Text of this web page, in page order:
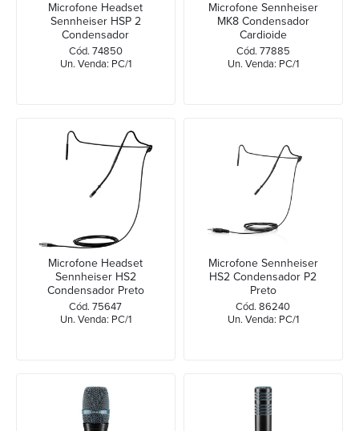
Microfone Headset
Sennheiser HSP 2
Condensador
Cód. 74850
Un. Venda: PC/1
Microfone Sennheiser
MK8 Condensador
Cardioide
Cód. 77885
Un. Venda: PC/1
Microfone Headset
Sennheiser HS2
Condensador Preto
Cód. 75647
Un. Venda: PC/1
Microfone Sennheiser
HS2 Condensador P2
Preto
Cód. 86240
Un. Venda: PC/1